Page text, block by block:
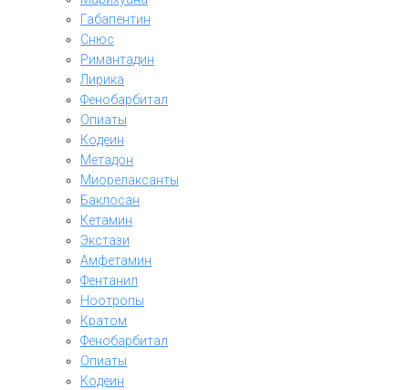
Габапентин
Снюс
Римантадин
Лирика
Фенобарбитал
Опиаты
Кодеин
Метадон
Миорелаксанты
Баклосан
Кетамин
Экстази
Амфетамин
Фентанил
Ноотропы
Кратом
Фенобарбитал
Опиаты
Кодеин